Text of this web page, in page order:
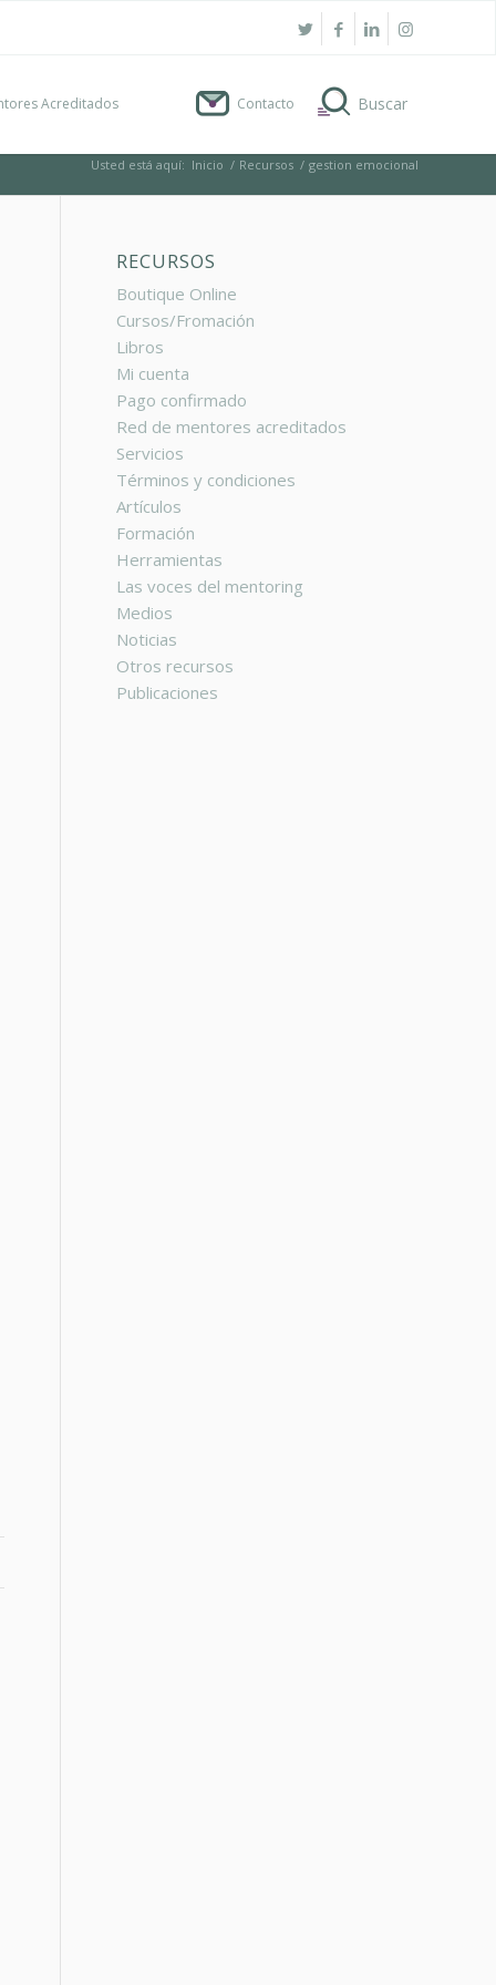
Acreditados Contacto
Usted está aquí: Inicio / Recursos / gestion emocional
RECURSOS
Boutique Online
Cursos/Fromación
Libros
Mi cuenta
Pago confirmado
Red de mentores acreditados
Servicios
Términos y condiciones
Artículos
Formación
Herramientas
Las voces del mentoring
Medios
Noticias
Otros recursos
Publicaciones